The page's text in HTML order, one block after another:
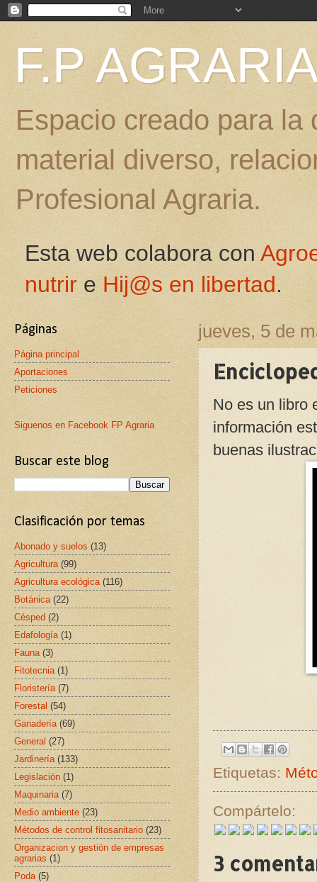
F.P
Espacio creado para
material diverso,
Profesional Agraria.
Esta web colabora con
nutrir e Hij@s en libertad.
jueves, 5 de
No es un libro
información
buenas
Etiquetas:
Compártelo:
3
Páginas
Página principal
Aportaciones
Peticiones
Siguenos en Facebook FP Agraria
Buscar este blog
Clasificación por temas
Abonado y suelos (13)
Agricultura (99)
Agricultura ecológica (116)
Botánica (22)
Césped (2)
Edafología (1)
Fauna (3)
Fitotecnia (1)
Floristería (7)
Forestal (54)
Ganadería (69)
General (27)
Jardinería (133)
Legislación (1)
Maquinaria (7)
Medio ambiente (23)
Métodos de control fitosanitario (23)
Organizacion y gestión de empresas
agrarias (1)
Poda (5)